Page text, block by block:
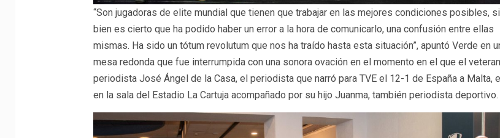
“Son jugadoras de elite mundial que tienen que trabajar en las mejores condiciones posibles, si
bien es cierto que ha podido haber un error a la hora de comunicarlo, una confusión entre ellas
mismas. Ha sido un tótum revolutum que nos ha traído hasta esta situación”, apuntó Verde en
mesa redonda que fue interrumpida con una sonora ovación en el momento en el que el
periodista José Ángel de la Casa, el periodista que narró para TVE el 12-1 de España a Malta,
en la sala del Estadio La Cartuja acompañado por su hijo Juanma, también periodista deportivo.